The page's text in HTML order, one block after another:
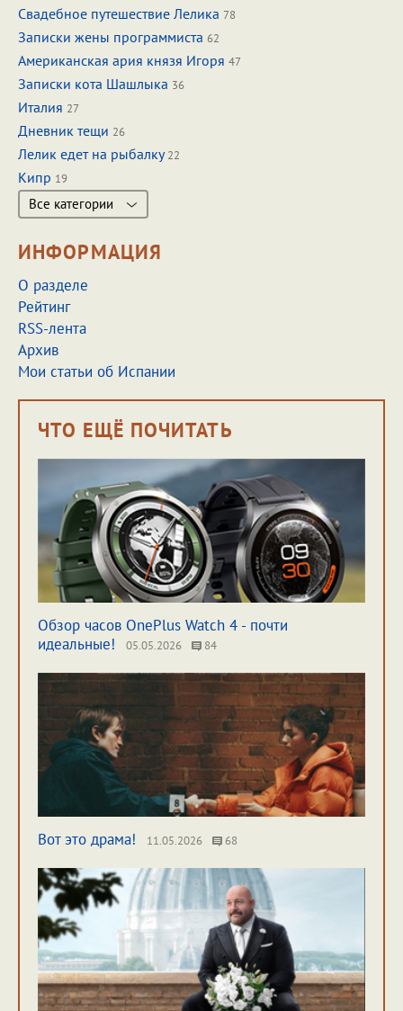
Свадебное путешествие Лелика 78
Записки жены программиста 62
Американская ария князя Игоря 47
Записки кота Шашлыка 36
Италия 27
Дневник тещи 26
Лелик едет на рыбалку22
Кипр 19
Все категории
ИНФОРМАЦИЯ
О разделе
Рейтинг
RSS-лента
Архив
Мои статьи об Испании
ЧТО ЕЩЁ ПОЧИТАТЬ
Обзор часов OnePlus Watch 4 - почти
идеальные!
05.05.2026 84
Вот это драма! 11.05.2026 68